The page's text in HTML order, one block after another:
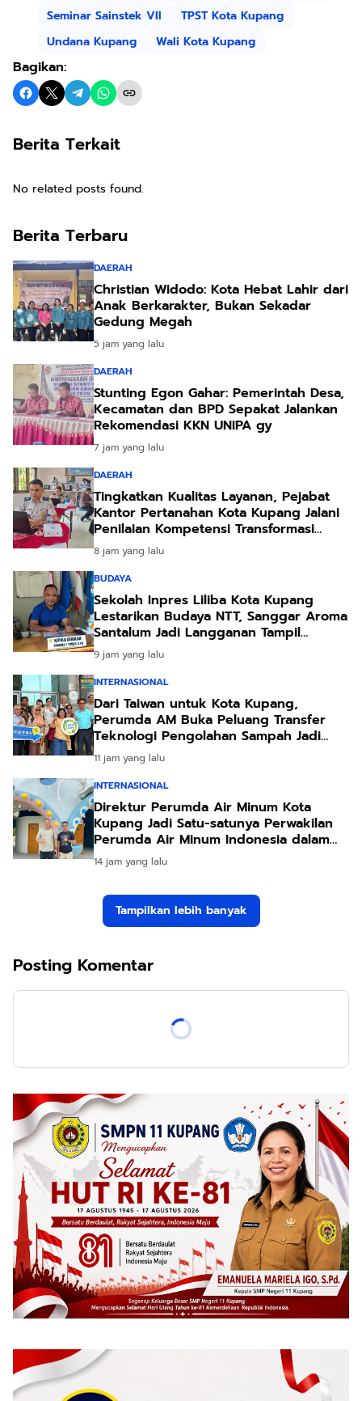
Seminar Sainstek VII
TPST Kota Kupang
Undana Kupang
Wali Kota Kupang
Bagikan:
Berita Terkait
No related posts found.
Berita Terbaru
DAERAH
Christian Widodo: Kota Hebat Lahir dari
Anak Berkarakter, Bukan Sekadar
Gedung Megah
5 jam yang lalu
DAERAH
Stunting Egon Gahar: Pemerintah Desa,
Kecamatan dan BPD Sepakat Jalankan
Rekomendasi KKN UNIPA gy
7 jam yang lalu
DAERAH
Tingkatkan Kualitas Layanan, Pejabat
Kantor Pertanahan Kota Kupang Jalani
Penilaian Kompetensi Transformasi
Pelayanan
8 jam yang lalu
BUDAYA
Sekolah Inpres Liliba Kota Kupang
Lestarikan Budaya NTT, Sanggar Aroma
Santalum Jadi Langganan Tampil
Sambut Pejabat
9 jam yang lalu
INTERNASIONAL
Dari Taiwan untuk Kota Kupang,
Perumda AM Buka Peluang Transfer
Teknologi Pengolahan Sampah Jadi
Energi
11 jam yang lalu
INTERNASIONAL
Direktur Perumda Air Minum Kota
Kupang Jadi Satu-satunya Perwakilan
Perumda Air Minum Indonesia dalam
Forum Teknologi Lingkungan di Taiwan
14 jam yang lalu
Tampilkan lebih banyak
Posting Komentar